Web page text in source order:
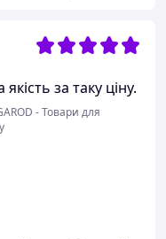
за таку ціну.
- Товари для